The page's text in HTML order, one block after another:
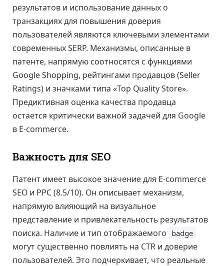
результатов и использование данных о
транзакциях для повышения доверия
пользователей являются ключевыми элементами
современных SERP. Механизмы, описанные в
патенте, напрямую соотносятся с функциями
Google Shopping, рейтингами продавцов (Seller
Ratings) и значками типа «Top Quality Store».
Предиктивная оценка качества продавца
остается критически важной задачей для Google
в E-commerce.
Важность для SEO
Патент имеет высокое значение для E-commerce
SEO и PPC (8.5/10). Он описывает механизм,
напрямую влияющий на визуальное
представление и привлекательность результатов
поиска. Наличие и тип отображаемого badge
могут существенно повлиять на CTR и доверие
пользователей. Это подчеркивает, что реальные